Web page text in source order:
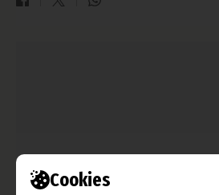
Cookies